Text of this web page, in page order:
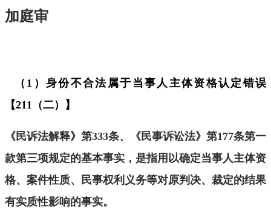
加庭审
（ 1 ）身份不合法属于当事人主体资格认定错误
【211 （二）】
《民诉法解释》第333条、《民事诉讼法》第177条第一
款第三项规定的基本事实，是指用以确定当事人主体资
格、案件性质、民事权利义务等对原判决、裁定的结果
有实质性影响的事实。